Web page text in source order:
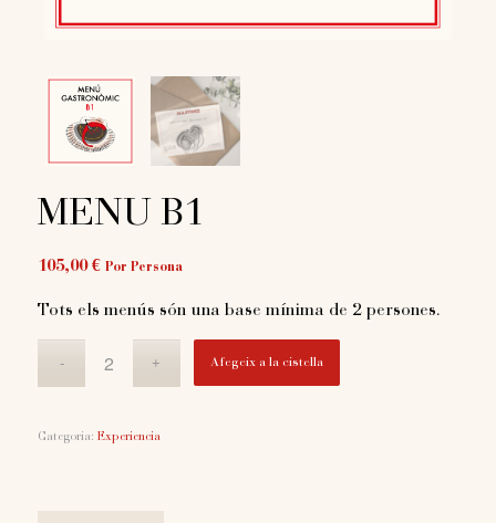
MENÚ B1
105,00 € Por Persona
Tots els menús són una base mínima de 2 persones.
Afegeix a la cistella
Categoria: Experiencia